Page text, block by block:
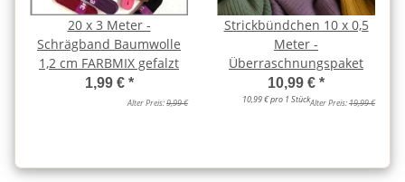
20 x 3 Meter -
Schrägband Baumwolle
1,2 cm FARBMIX gefalzt
1,99 € *
Alter Preis:9,99 €
Strickbündchen 10 x 0,5
Meter -
Überraschnungspaket
10,99 € *
10,99 € pro 1 StückAlter Preis:19,99 €